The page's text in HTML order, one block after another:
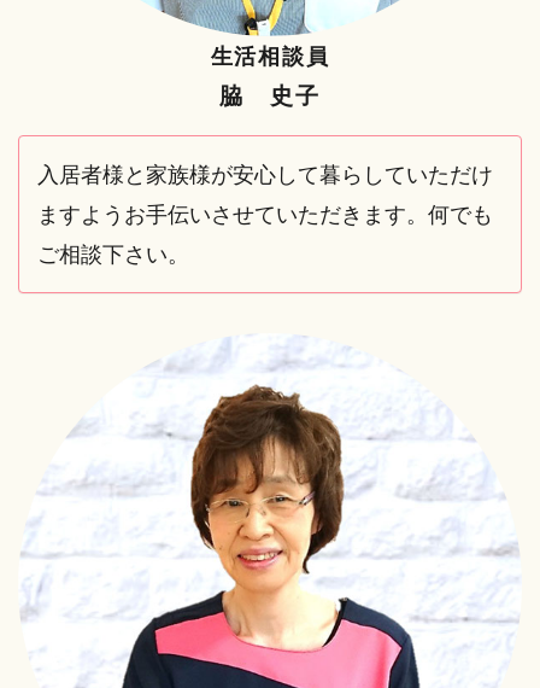
生活相談員
脇 史子
入居者様と家族様が安心して暮らしていただけ
ますようお手伝いさせていただきます。何でも
ご相談下さい。